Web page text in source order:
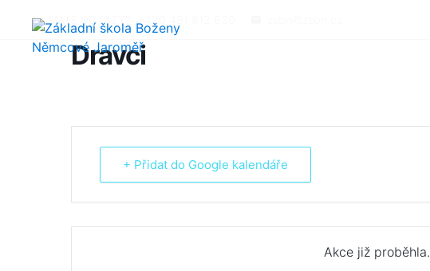
MÁTE DOTAZY? +420 491 812 630
Dravci
+ Přidat do Google kalendáře
Akce již proběhla.